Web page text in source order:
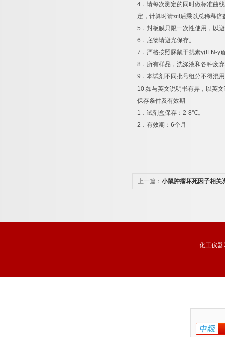
4 ．请每次测定的同时做标准曲
定，计算时请zui后乘以总稀释倍
5 ．封板膜只限一次性使用，以
6 ．底物请避光保存。
7 ．严格按照豚鼠干扰素γ(IFN-γ)
8 ．所有样品，洗涤液和各种废
9 ．本试剂不同批号组分不得混
10.如与英文说明书有异，以英
保存条件及有效期
1 ．试剂盒保存： 2-8℃。
2 ．有效期： 6个月
上一篇： 小鼠肿瘤坏死因子相关
化工仪器